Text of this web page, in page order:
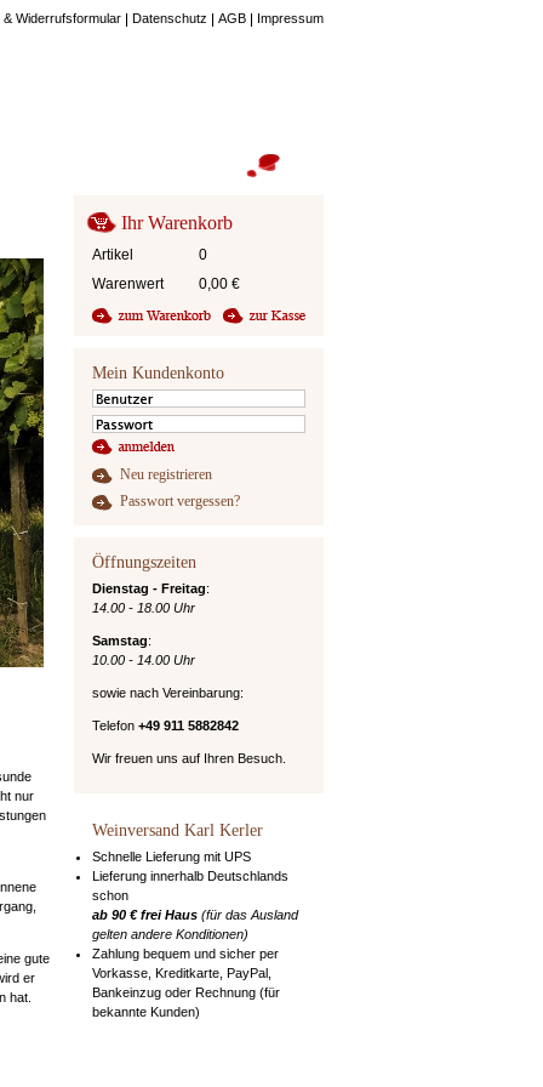
Widerrufsformular Datenschutz AGB Impressum
nur
gute
er
hat.
Ihr Warenkorb
Artikel
0
Warenwert
0,00 €
Mein Kundenkonto
Neu registrieren
Passwort vergessen?
Öffnungszeiten
Dienstag - Freitag:
14.00 - 18.00 Uhr
Samstag:
10.00 - 14.00 Uhr
sowie nach Vereinbarung:
Telefon +49 911 5882842
Wir freuen uns auf Ihren Besuch.
Weinversand Karl Kerler
Schnelle Lieferung mit UPS
Lieferung innerhalb Deutschlands
schon
ab 90 € frei Haus(für das Ausland
gelten andere Konditionen)
Zahlung bequem und sicher per
Vorkasse, Kreditkarte, PayPal,
Bankeinzug oder Rechnung (für
bekannte Kunden)